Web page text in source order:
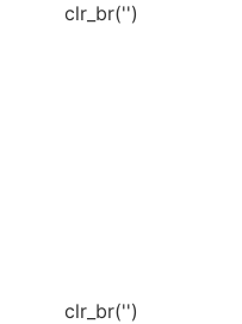
clr_br('')
clr_br('')